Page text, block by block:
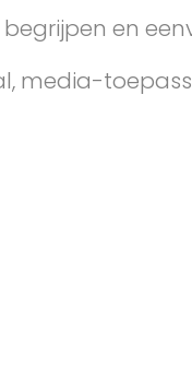
en
media-